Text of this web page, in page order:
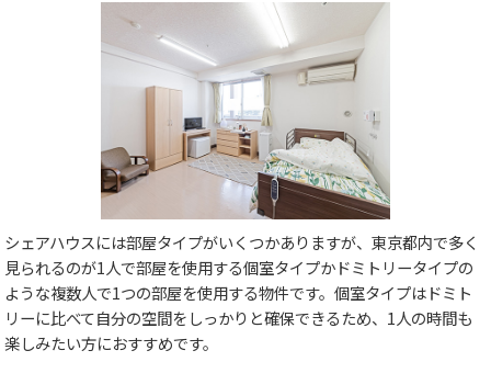
シェアハウスには部屋タイプがいくつかありますが、東京都内で多く
見られるのが1人で部屋を使用する個室タイプかドミトリータイプの
ような複数人で1つの部屋を使用する物件です。個室タイプはドミト
リーに比べて自分の空間をしっかりと確保できるため、1人の時間も
楽しみたい方におすすめです。